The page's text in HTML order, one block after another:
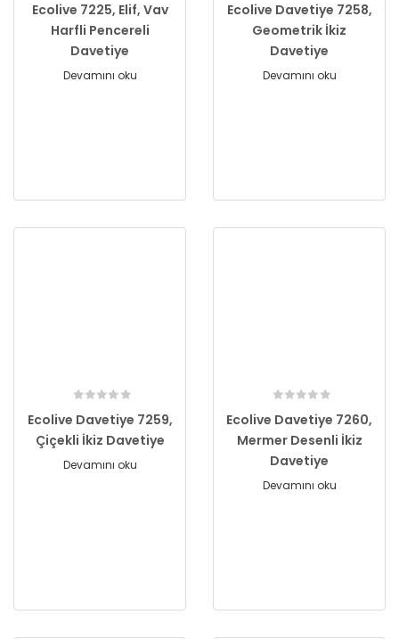
Ecolive 7225, Elif, Vav
Harfli Pencereli
Davetiye
Devamını oku
Ecolive Davetiye 7258,
Geometrik İkiz
Davetiye
Devamını oku
Ecolive Davetiye 7259,
Çiçekli İkiz Davetiye
Devamını oku
Ecolive Davetiye 7260,
Mermer Desenli İkiz
Davetiye
Devamını oku